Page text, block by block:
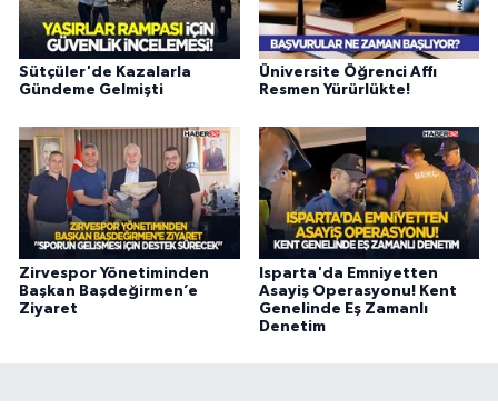
Sütçüler'de Kazalarla
Gündeme Gelmişti
Üniversite Öğrenci Affı
Resmen Yürürlükte!
Zirvespor Yönetiminden
Başkan Başdeğirmen’e
Ziyaret
Isparta'da Emniyetten
Asayiş Operasyonu! Kent
Genelinde Eş Zamanlı
Denetim